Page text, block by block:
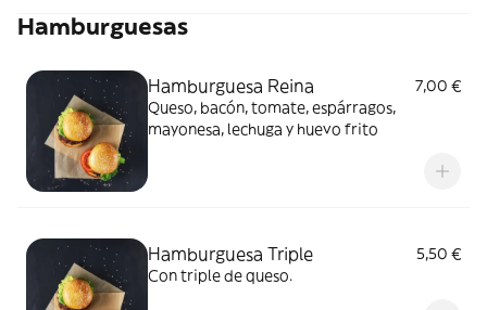
Hamburguesas
Hamburguesa Reina
7,00 €
Queso, bacón, tomate, espárragos,
mayonesa, lechuga y huevo frito
Hamburguesa Triple
5,50 €
Con triple de queso.